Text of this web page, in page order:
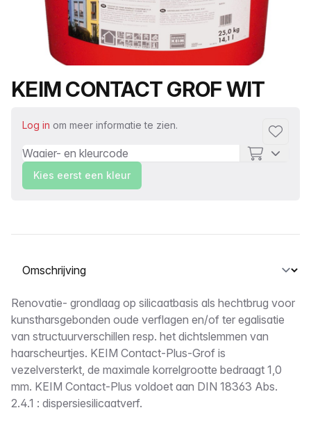
Productnaam
KEIM CONTACT GROF WIT
Log in om meer informatie te zien.
Kies eerst een kleur
Selecteer een tabblad
Omschrijving
Renovatie- grondlaag op silicaatbasis als hechtbrug voor
kunstharsgebonden oude verflagen en/of ter egalisatie
van structuurverschillen resp. het dichtslemmen van
haarscheurtjes. KEIM Contact-Plus-Grof is
vezelversterkt, de maximale korrelgrootte bedraagt 1,0
mm. KEIM Contact-Plus voldoet aan DIN 18363 Abs.
2.4.1 : dispersiesilicaatverf.